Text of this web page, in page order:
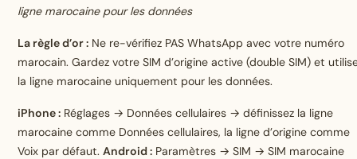
ligne marocaine pour les données
La règle d’or : Ne re-vérifiez PAS WhatsApp avec votre numéro
marocain. Gardez votre SIM d’origine active (double SIM) et
la ligne marocaine uniquement pour les données.
iPhone : Réglages → Données cellulaires → définissez la ligne
marocaine comme Données cellulaires, la ligne d’origine comme
Voix par défaut.Android : Paramètres → SIM → SIM marocaine